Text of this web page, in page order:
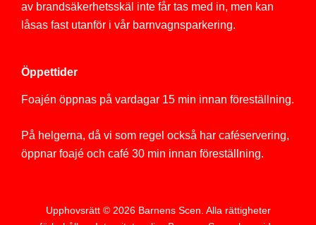
av brandsäkerhetsskäl inte får tas med in, men kan
låsas fast utanför i vår barnvagnsparkering.
Öppettider
Foajén öppnas på vardagar 15 min innan föreställning.
På helgerna, då vi som regel också har caféservering,
öppnar foajé och café 30 min innan föreställning.
Upphovsrätt © 2026 Barnens Scen . Alla rättigheter